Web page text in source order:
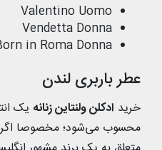
Valentino Uomo
Vendetta Donna
in Roma Donna
عطر باربری لندن
خرید ادکلن ولنتاین زنانه یک
محسوب می‌شود؛ مخصوصا اگر